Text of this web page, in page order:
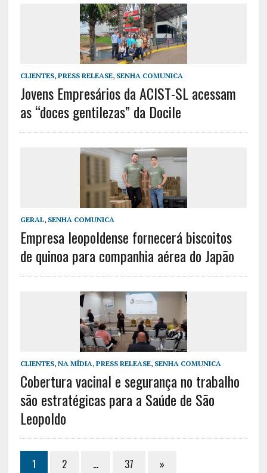
CLIENTES, PRESS RELEASE, SENHA COMUNICA
Jovens Empresários da ACIST-SL acessam
as “doces gentilezas” da Docile
GERAL, SENHA COMUNICA
Empresa leopoldense fornecerá biscoitos
de quinoa para companhia aérea do Japão
CLIENTES, NA MÍDIA, PRESS RELEASE, SENHA COMUNICA
Cobertura vacinal e segurança no trabalho
são estratégicas para a Saúde de São
Leopoldo
1 2 … 37 »